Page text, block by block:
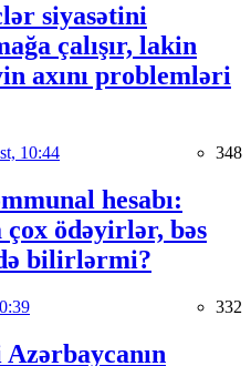
siyasətini
çalışır, lakin
axını problemləri
10:44 348
hesabı:
ödəyirlər, bəs
bilirlərmi?
332